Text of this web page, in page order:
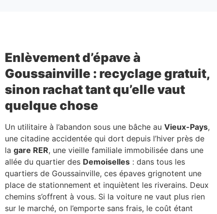
Enlèvement d’épave à
Goussainville : recyclage gratuit,
sinon rachat tant qu’elle vaut
quelque chose
Un utilitaire à l’abandon sous une bâche au Vieux-Pays,
une citadine accidentée qui dort depuis l’hiver près de
la gare RER, une vieille familiale immobilisée dans une
allée du quartier des Demoiselles : dans tous les
quartiers de Goussainville, ces épaves grignotent une
place de stationnement et inquiètent les riverains. Deux
chemins s’offrent à vous. Si la voiture ne vaut plus rien
sur le marché, on l’emporte sans frais, le coût étant